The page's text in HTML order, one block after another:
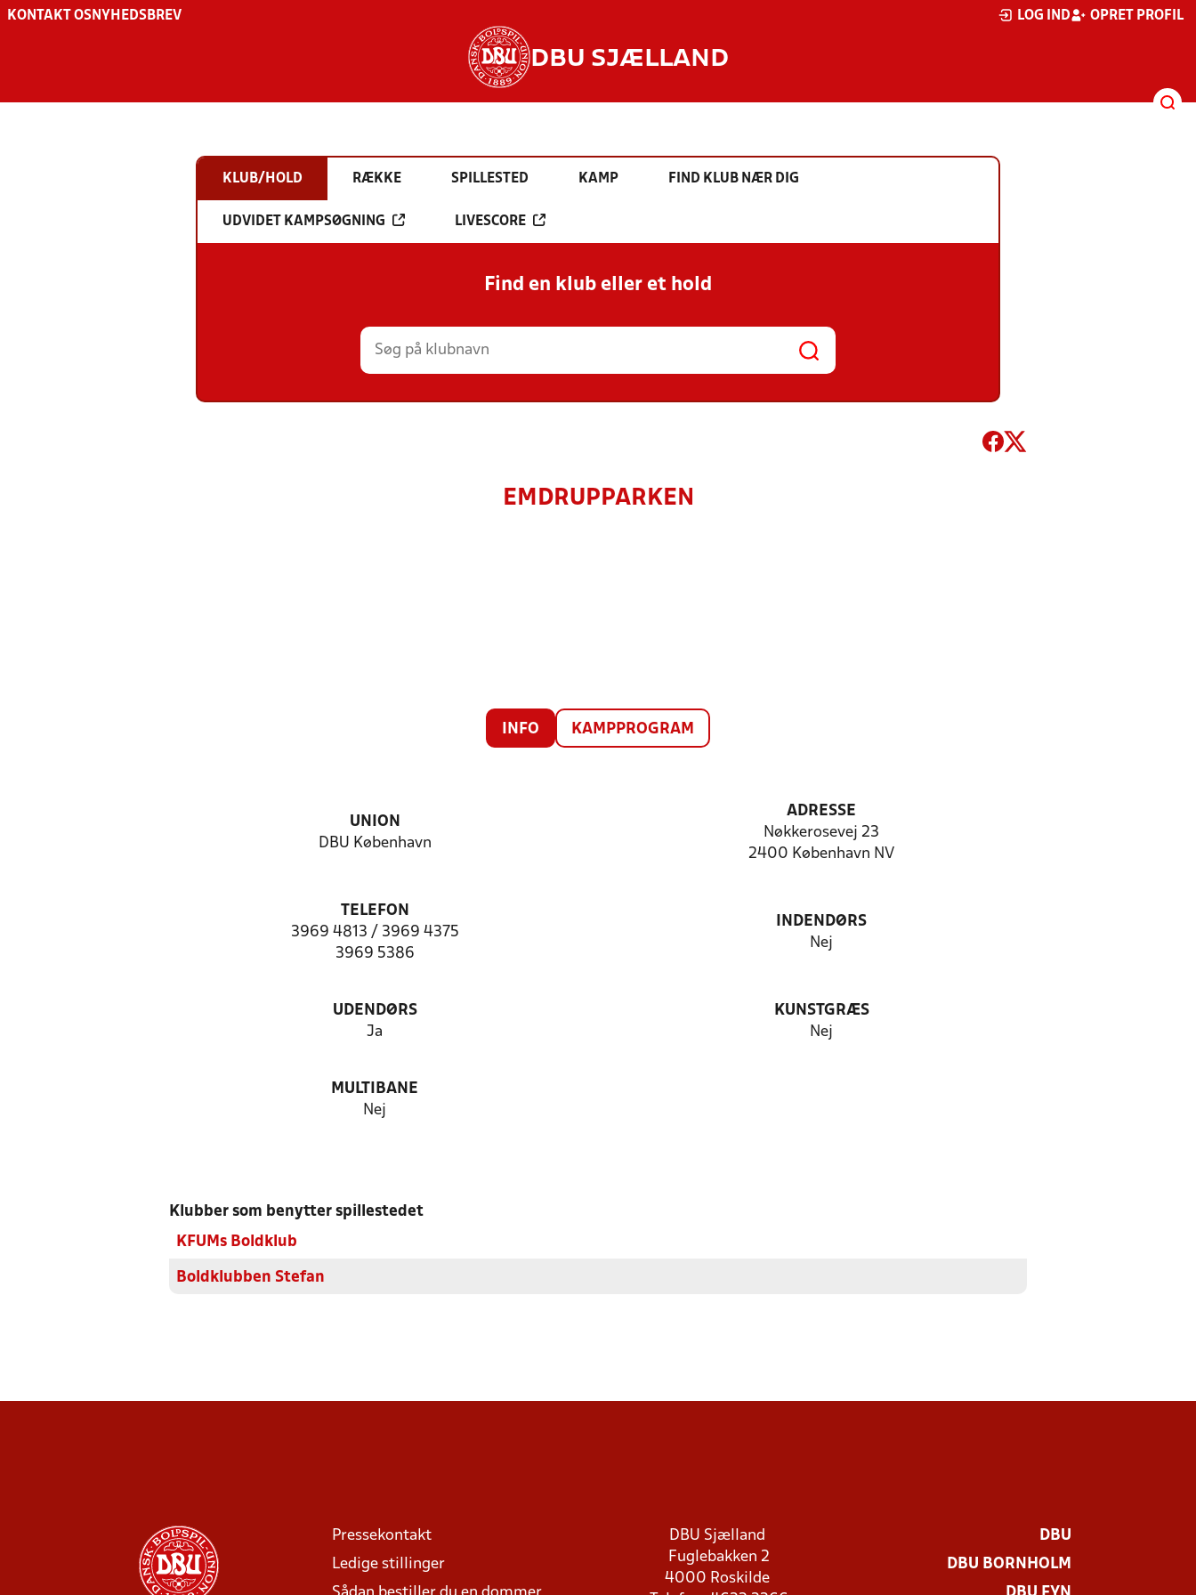
KONTAKT OS NYHEDSBREV LOG IND OPRET PROFIL
DBU SJÆLLAND
KLUB/HOLD RÆKKE SPILLESTED KAMP FIND KLUB NÆR DIG
UDVIDET KAMPSØGNING LIVESCORE
Find en klub eller et hold
EMDRUPPARKEN
INFO KAMPPROGRAM
UNION
DBU København
ADRESSE
Nøkkerosevej 23
2400 København NV
TELEFON
3969 4813 / 3969 4375
3969 5386
INDENDØRS
Nej
UDENDØRS
Ja
KUNSTGRÆS
Nej
MULTIBANE
Nej
Klubber som benytter spillestedet
KFUMs Boldklub
Boldklubben Stefan
Pressekontakt
Ledige stillinger
DBU Sjælland
Fuglebakken 2
4000 Roskilde
DBU
DBU BORNHOLM